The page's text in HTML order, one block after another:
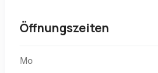
Öffnungszeiten
Mo